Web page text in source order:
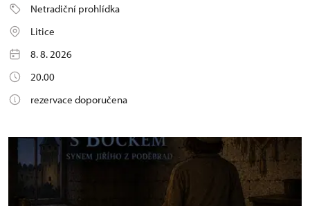
Netradiční prohlídka
Litice
8. 8. 2026
20.00
rezervace doporučena